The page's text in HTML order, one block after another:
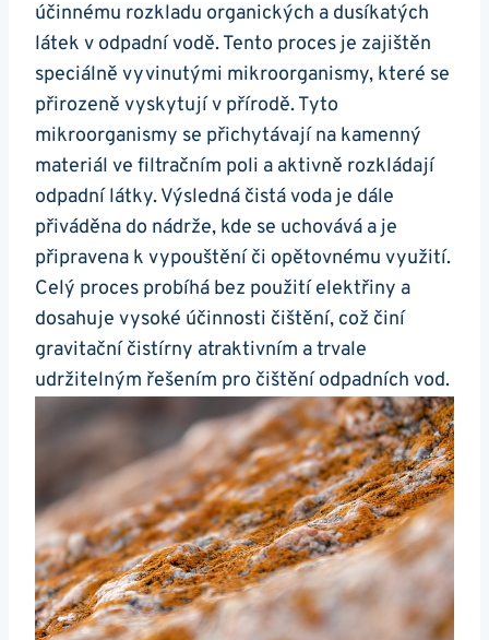
účinnému rozkladu organických a dusíkatých
látek v odpadní vodě. Tento proces je zajištěn
speciálně vyvinutými mikroorganismy, které se
přirozeně vyskytují v přírodě. Tyto
mikroorganismy se přichytávají na kamenný
materiál ve filtračním poli a aktivně rozkládají
odpadní látky. Výsledná čistá voda je dále
přiváděna do nádrže, kde se uchovává a je
připravena k vypouštění či opětovnému využití.
Celý proces probíhá bez použití elektřiny a
dosahuje vysoké účinnosti čištění, což činí
gravitační čistírny atraktivním a trvale
udržitelným řešením pro čištění odpadních vod.